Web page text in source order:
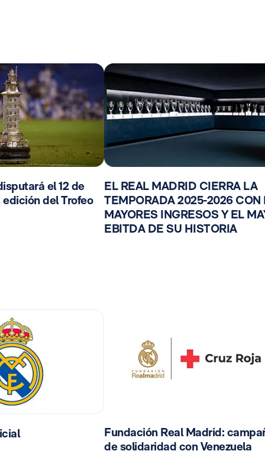
el 12 de
del Trofeo
EL REAL MADRID CIERRA LA
TEMPORADA 2025-2026 CON
MAYORES INGRESOS Y EL
EBITDA DE SU HISTORIA
Fundación Real Madrid:
de solidaridad con Venezuela